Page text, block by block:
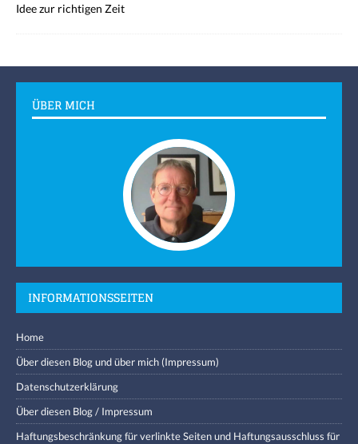
Idee zur richtigen Zeit
ÜBER MICH
INFORMATIONSSEITEN
Home
Über diesen Blog und über mich (Impressum)
Datenschutzerklärung
Über diesen Blog / Impressum
Haftungsbeschränkung für verlinkte Seiten und Haftungsausschluss für